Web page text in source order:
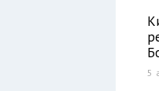
5